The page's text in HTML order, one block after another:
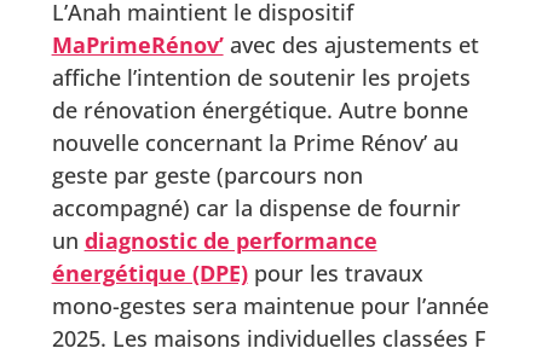
L’Anah maintient le dispositif
MaPrimeRénov’avec des ajustements et
affiche l’intention de soutenir les projets
de rénovation énergétique. Autre bonne
nouvelle concernant la Prime Rénov’ au
geste par geste (parcours non
accompagné) car la dispense de fournir
un diagnostic de performance
énergétique (DPE)pour les travaux
mono-gestes sera maintenue pour l’année
2025. Les maisons individuelles classées F